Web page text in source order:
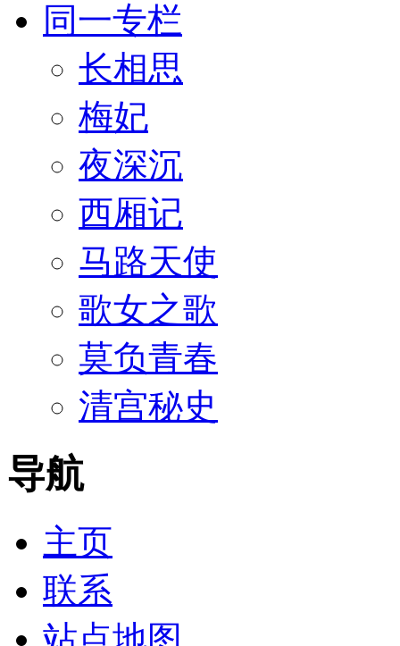
同一专栏
长相思
梅妃
夜深沉
西厢记
马路天使
歌女之歌
莫负青春
清宫秘史
导航
主页
联系